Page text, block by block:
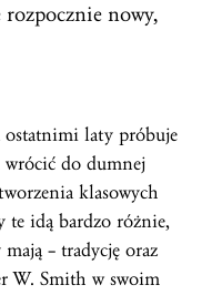
rozpocznie nowy,
ostatnimi laty próbuje
wrócić do dumnej
klasowych
te idą bardzo różnie,
– tradycję oraz
W. Smith w swoim